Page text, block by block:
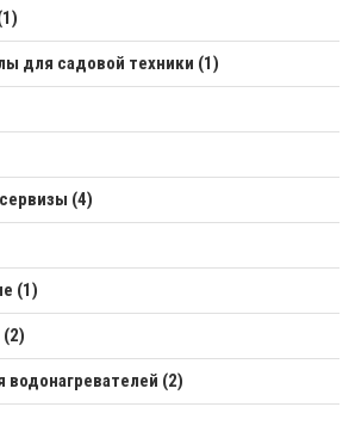
для садовой техники (1)
(4)
(1)
(2)